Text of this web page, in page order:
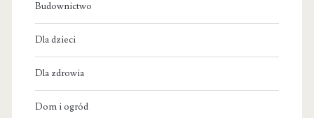
Budownictwo
Dla dzieci
Dla zdrowia
Dom i ogród